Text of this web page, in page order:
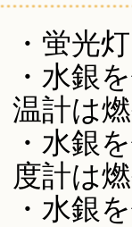
・蛍光
・水銀
温計は
・水銀
度計は
・水銀